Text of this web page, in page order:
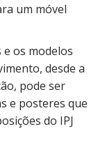
um móvel
os modelos
desde a
pode ser
e posteres que
do IPJ